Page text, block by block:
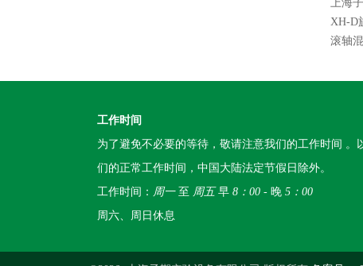
上海
XH-D
滚轴
工作时间
为了避免不必要的等待，敬请注意我们的工作时间 。
们的正常工作时间，中国大陆法定节假日除外。
工作时间： 周一至 周五早 8：00 - 晚 5：00
周六、周日休息